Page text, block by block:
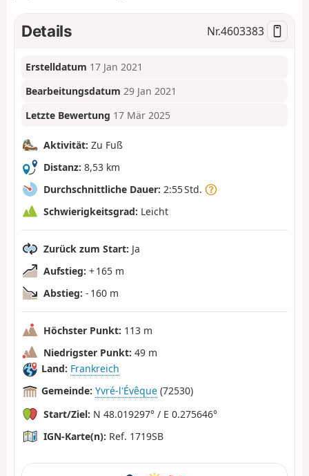
Details Nr.4603383
Erstelldatum 17 Jan 2021
Bearbeitungsdatum 29 Jan 2021
Letzte Bewertung 17 Mär 2025
Aktivität: Zu Fuß
Distanz: 8,53 km
Durchschnittliche Dauer: 2:55 Std.
Schwierigkeitsgrad: Leicht
Zurück zum Start: Ja
Aufstieg: + 165 m
Abstieg: - 160 m
Höchster Punkt: 113 m
Niedrigster Punkt: 49 m
Land: Frankreich
Gemeinde: Yvré-l'Évêque (72530)
Start/Ziel: N 48.019297° / E 0.275646°
IGN-Karte(n): Ref. 1719SB